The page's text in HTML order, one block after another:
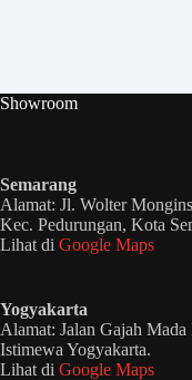
Showroom
Semarang
Alamat: Jl. Wolter
Kec. Pedurungan, Kota
Lihat di Google Maps
Yogyakarta
Alamat: Jalan Gajah
Istimewa Yogyakarta.
Lihat di Google Maps